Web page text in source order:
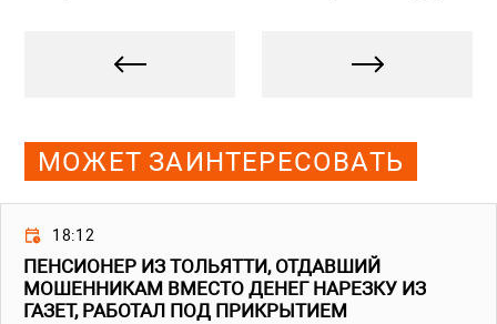
МОЖЕТ ЗАИНТЕРЕСОВАТЬ
18:12
ПЕНСИОНЕР ИЗ ТОЛЬЯТТИ, ОТДАВШИЙ
МОШЕННИКАМ ВМЕСТО ДЕНЕГ НАРЕЗКУ ИЗ
ГАЗЕТ, РАБОТАЛ ПОД ПРИКРЫТИЕМ